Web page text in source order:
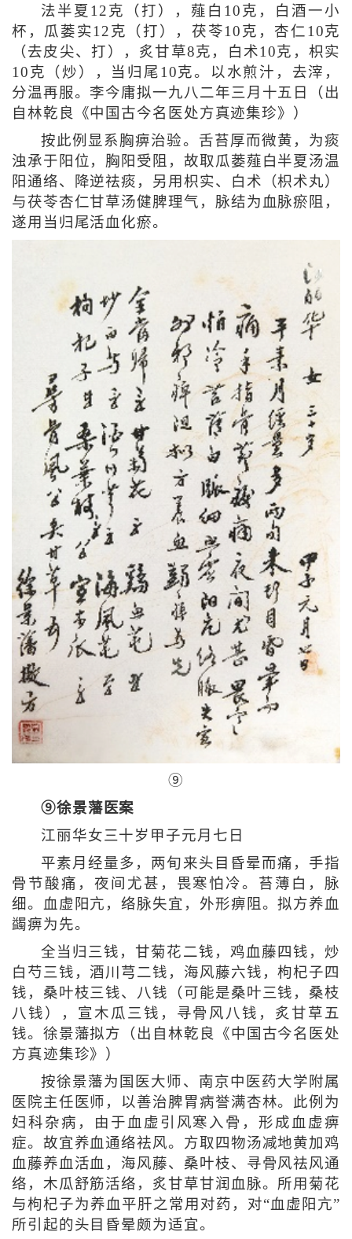
法半夏12克（打），薤白10克，白酒一小
杯，瓜蒌实12克（打），茯苓10克，杏仁10克
（去皮尖、打），炙甘草8克，白术10克，枳实
10克（炒），当归尾10克。以水煎汁，去滓，
分温再服。李今庸拟一九八二年三月十五日（出
自林乾良《中国古今名医处方真迹集珍》）
按此例显系胸痹治验。舌苔厚而微黄，为痰
浊承于阳位，胸阳受阻，故取瓜蒌薤白半夏汤温
阳通络、降逆祛痰，另用枳实、白术（枳术丸）
与茯苓杏仁甘草汤健脾理气，脉结为血脉瘀阻，
遂用当归尾活血化瘀。
⑨
⑨徐景藩医案
江丽华女三十岁甲子元月七日
平素月经量多，两旬来头目昏晕而痛，手指
骨节酸痛，夜间尤甚，畏寒怕冷。苔薄白，脉
细。血虚阳亢，络脉失宜，外形痹阻。拟方养血
蠲痹为先。
全当归三钱，甘菊花二钱，鸡血藤四钱，炒
白芍三钱，酒川芎二钱，海风藤六钱，枸杞子四
钱，桑叶枝三钱、八钱（可能是桑叶三钱，桑枝
八钱），宣木瓜三钱，寻骨风八钱，炙甘草五
钱。徐景藩拟方（出自林乾良《中国古今名医处
方真迹集珍》）
按徐景藩为国医大师、南京中医药大学附属
医院主任医师，以善治脾胃病誉满杏林。此例为
妇科杂病，由于血虚引风寒入骨，形成血虚痹
症。故宜养血通络祛风。方取四物汤减地黄加鸡
血藤养血活血，海风藤、桑叶枝、寻骨风祛风通
络，木瓜舒筋活络，炙甘草甘润血脉。所用菊花
与枸杞子为养血平肝之常用对药，对“血虚阳亢”
所引起的头目昏晕颇为适宜。